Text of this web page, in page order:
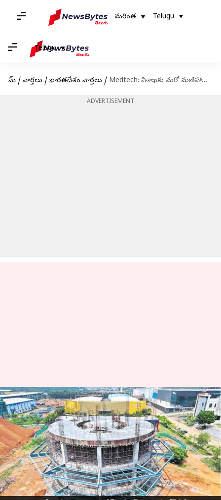
మరింత Telugu
Telugu
హోమ్ / వార్తలు / భారతదేశం వార్తలు / Medtech: విశాఖకు మరో మణిహారం.. ఆంధ్రప్రదేశ్‌ మెడికల్‌ టెక్నాలజీ జోన్‌ కి శ్రీకారం
ADVERTISEMENT
Medtech: విశాఖకు మరో
మణిహారం.. ఆంధ్రప్రదేశ్‌ మెడికల్‌
టెక్నాలజీ జోన్‌ కి శ్రీకారం
వ్రాసిన వారు Sirish Praharaju Sep 11, 2024 09:03 am
ఈ వార్తాకథనం ఏంటి
వైద్య పరికరాల తయారీలో అంతర్జాతీయ ప్రమాణాలను